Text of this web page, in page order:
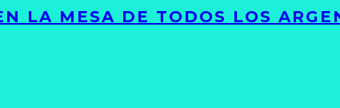
LA MESA DE TODOS LOS